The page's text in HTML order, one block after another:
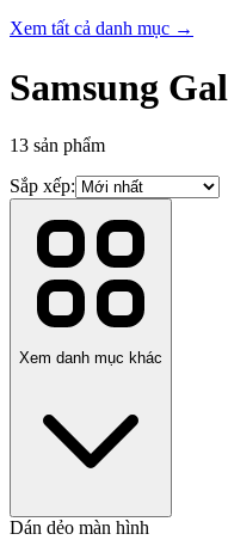
Xem tất cả danh mục →
Samsung
13 sản phẩm
Sắp xếp:
Xem danh mục khác
Dán dẻo màn hình